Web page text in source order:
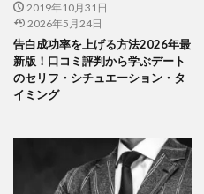
2019年10月31日
2026年5月24日
告白成功率を上げる方法2026年最
新版！口コミ評判から学ぶデート
のセリフ・シチュエーション・タ
イミング